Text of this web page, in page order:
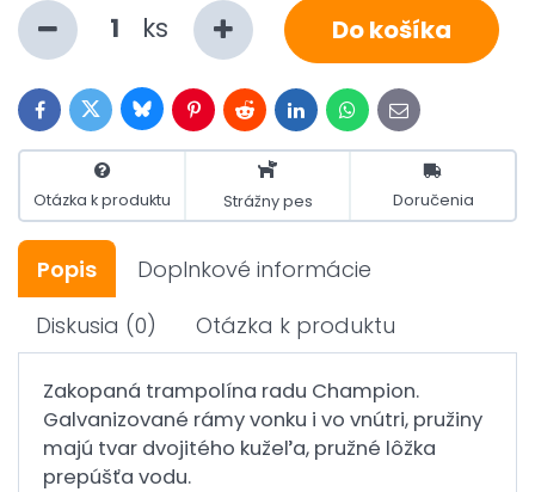
ks Do košíka
FacebookTwitterBlueskyPinterestRedditLinkedInWhatsApp
E-
mail
Otázka k produktu Strážny pes Doručenia
Popis
Doplnkové informácie
Diskusia (0) Otázka k produktu
Zakopaná trampolína radu Champion.
Galvanizované rámy vonku i vo vnútri, pružiny
majú tvar dvojitého kužeľa, pružné lôžka
prepúšťa vodu.